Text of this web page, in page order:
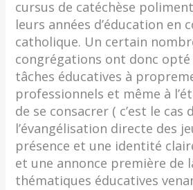
cursus de catéchèse
leurs années d’éducation en
catholique. Un certain
congrégations ont donc
tâches éducatives à
professionnels et même à
de se consacrer ( c’est le cas
l’évangélisation directe des
présence et une identité
et une annonce première de
thématiques éducatives